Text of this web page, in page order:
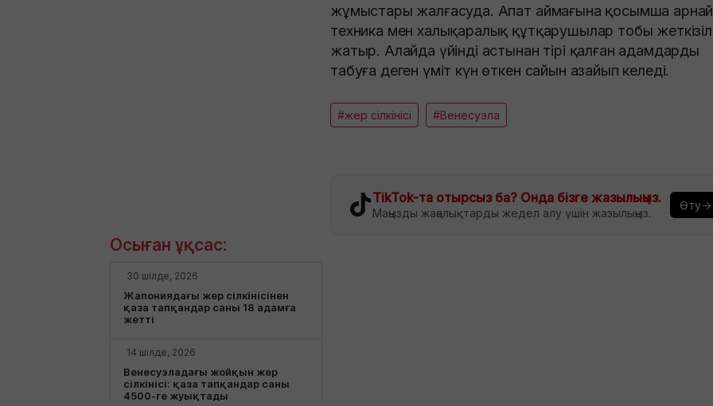
жұмыстары жалғасуда. Апат аймағына қосымша
техника мен халықаралық құтқарушылар тобы
жатыр. Алайда үйінді астынан тірі қалған адамдарды
табуға деген үміт күн өткен сайын азайып келеді.
#жер сілкінісі #Венесуэла
TikTok-та отырсыз ба? Онда бізге жазылыңыз.
Маңызды жаңалықтарды жедел алу үшін жазылыңыз.
Өту→
Осыған ұқсас:
30 шілде, 2026
Жапониядағы жер сілкінісінен
қаза тапқандар саны 18 адамға
жетті
14 шілде, 2026
Венесуэладағы жойқын жер
сілкінісі: қаза тапқандар саны
4500-ге жуықтады